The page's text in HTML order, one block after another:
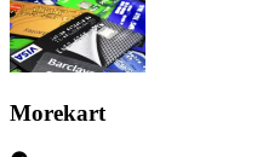
Morekart